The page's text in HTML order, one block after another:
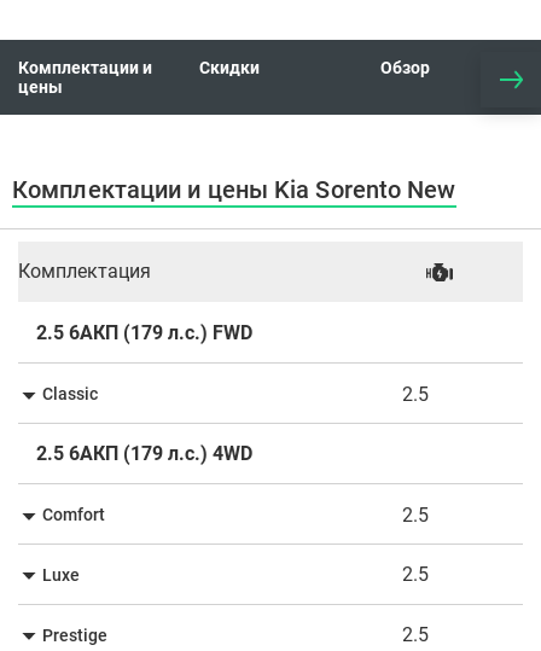
Комплектации и
цены
Скидки Обзор
Комплектации и цены Kia Sorento New
Комплектация
2.5 6АКП (179 л.с.) FWD
Classic 2.5
2.5 6АКП (179 л.с.) 4WD
Comfort 2.5
Luxe 2.5
Prestige 2.5